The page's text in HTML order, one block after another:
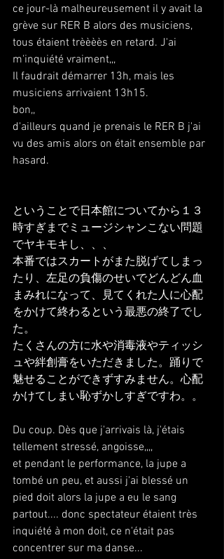
ce jour-là malheureusement il y avait la
grève sur RER B alors des musiciens,
tous étaient trèèèès en retard. J'ai
m'inquiété vraiment,,,
Il faudrait démarrer 13h, mais les
musiciens arrivaient 13h15.
bon,,
d'ailleurs quand je prenais le RER B j'ai
vu des amis alors on était ensemble par
hasard.
ということで日本館についてから１３
時すぎまでミュージシャンこない問題
でヤキモキし、、、
本番ではスカートがまた脱げてしまっ
たり、左足の負傷のせいでどんどん血
まみれになって、見てくれた人に心配
をかけて終わるという最悪の終了でし
た。
たくさんの方に水や消毒液やティッシ
ュや絆創膏をいただきました。踊りで
魅せることができずすみません。心配
かけてしまい恥ずかしすぎですわ。。
Du coup. Dès que j'arrivais là, j'étais
tellement stressé, angoisse,,,,
et pendant le performance, la jupe a
tombé un peu, et aussi j'ai blessé un
pied doit alors la jupe a eu le sang
partout.... donc spectateur étaient très
inquiété à mon doit, ce n'était pas
concentrer sur ma danse...